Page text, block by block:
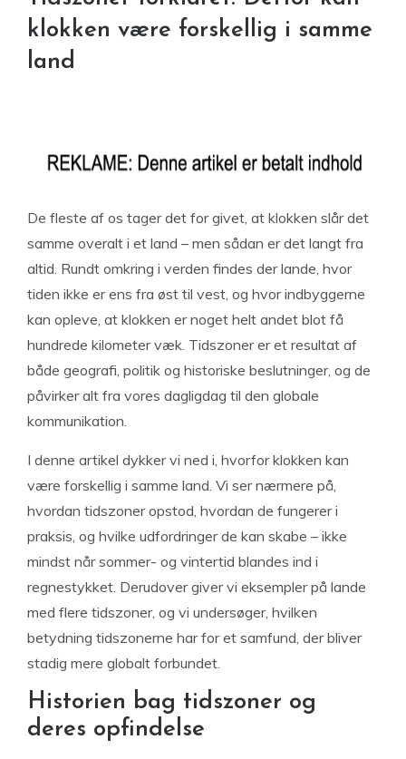
klokken være forskellig i samme
land
De fleste af os tager det for givet, at klokken slår det
samme overalt i et land – men sådan er det langt fra
altid. Rundt omkring i verden findes der lande, hvor
tiden ikke er ens fra øst til vest, og hvor indbyggerne
kan opleve, at klokken er noget helt andet blot få
hundrede kilometer væk. Tidszoner er et resultat af
både geografi, politik og historiske beslutninger, og de
påvirker alt fra vores dagligdag til den globale
kommunikation.
I denne artikel dykker vi ned i, hvorfor klokken kan
være forskellig i samme land. Vi ser nærmere på,
hvordan tidszoner opstod, hvordan de fungerer i
praksis, og hvilke udfordringer de kan skabe – ikke
mindst når sommer- og vintertid blandes ind i
regnestykket. Derudover giver vi eksempler på lande
med flere tidszoner, og vi undersøger, hvilken
betydning tidszonerne har for et samfund, der bliver
stadig mere globalt forbundet.
Historien bag tidszoner og
deres opfindelse